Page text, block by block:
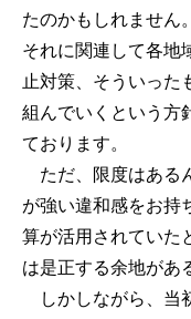
たのかもしれません
それに関連して各地
止対策、そういった
組んでいくという方
ております。
ただ、限度はある
が強い違和感をお持
算が活用されていた
は是正する余地があ
しかしながら、当